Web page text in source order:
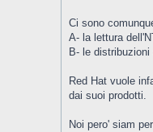
Ci sono
A- la lettura
B- le
Red Hat vuole
dai suoi prodotti.
Noi pero' siam